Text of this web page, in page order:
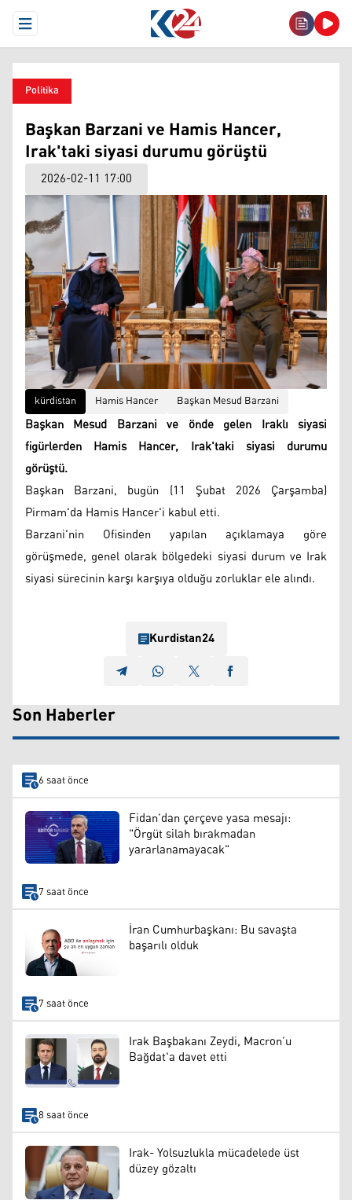
Open Menu
Politika
Başkan Barzani ve Hamis Hancer,
Irak'taki siyasi durumu görüştü
2026-02-11 17:00
kürdistan Hamis Hancer Başkan Mesud Barzani
Başkan Mesud Barzani ve önde gelen Iraklı siyasi
figürlerden Hamis Hancer, Irak'taki siyasi durumu
görüştü.
Başkan Barzani, bugün (11 Şubat 2026 Çarşamba)
Pirmam'da Hamis Hancer'i kabul etti.
Barzani'nin Ofisinden yapılan açıklamaya göre
görüşmede, genel olarak bölgedeki siyasi durum ve Irak
siyasi sürecinin karşı karşıya olduğu zorluklar ele alındı.
Kurdistan24
Son Haberler
6 saat önce
Fidan’dan çerçeve yasa mesajı:
"Örgüt silah bırakmadan
yararlanamayacak"
7 saat önce
İran Cumhurbaşkanı: Bu savaşta
başarılı olduk
7 saat önce
Irak Başbakanı Zeydi, Macron’u
Bağdat'a davet etti
8 saat önce
Irak- Yolsuzlukla mücadelede üst
düzey gözaltı